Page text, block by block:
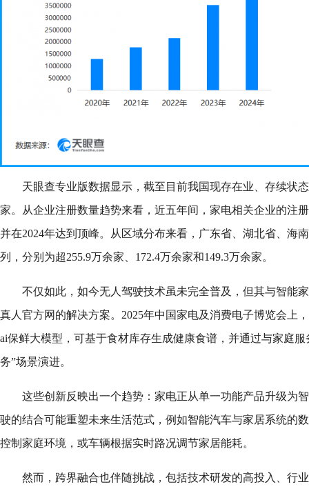
天眼查专业版数据显示，截至目前我国现存在业、存续状
家。从企业注册数量趋势来看，近五年间，家电相关企业的注
并在2024年达到顶峰。从区域分布来看，广东省、湖北省、海
列，分别为超255.9万余家、172.4万余家和149.3万余家。
不仅如此，如今无人驾驶技术虽未完全普及，但其与智能
真人官方网的解决方案。2025年中国家电及消费电子博览会上
ai保鲜大模型，可基于食材库存生成健康食谱，并通过与家庭
务”场景演进。
这些创新反映出一个趋势：家电正从单一功能产品升级为
驶的结合可能重塑未来生活范式，例如智能汽车与家居系统的
控制家庭环境，或车辆根据实时路况调节家居能耗。
然而，跨界融合也伴随挑战，包括技术研发的高投入、行